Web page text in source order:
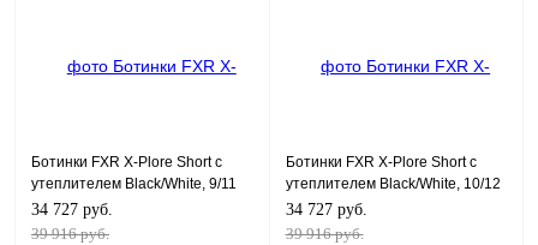
Ботинки FXR X-Plore Short с
утеплителем Black/White, 9/11
34 727 руб.
39 916 руб.
Ботинки FXR X-Plore Short с
утеплителем Black/White, 10/12
34 727 руб.
39 916 руб.